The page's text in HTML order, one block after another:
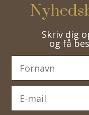
Skriv dig
og få